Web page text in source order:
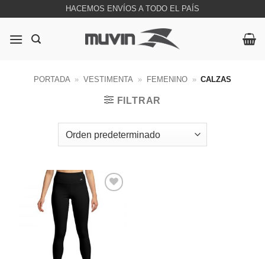
contenido
HACEMOS ENVÍOS A TODO EL PAÍS
PORTADA » VESTIMENTA » FEMENINO » CALZAS
FILTRAR
Favoritos